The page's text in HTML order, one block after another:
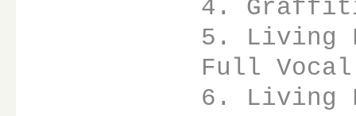
4.
5. Living
Full
6. Living